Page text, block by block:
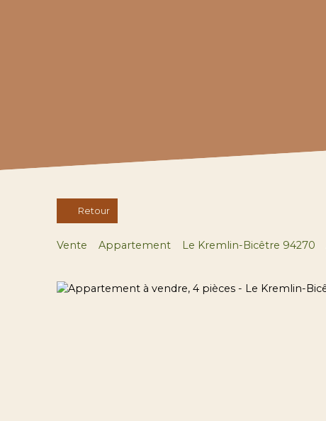
Retour
Vente Appartement Le Kremlin-Bicêtre 94270